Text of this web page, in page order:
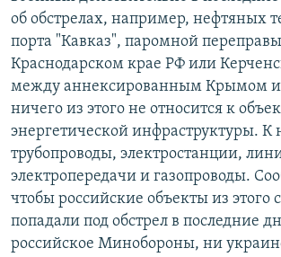
об обстрелах, например, нефтяных
порта "Кавказ", паромной
Краснодарском крае РФ или
между аннексированным Крымом и
ничего из этого не относится к
энергетической инфраструктуры. К
трубопроводы, электростанции,
электропередачи и газопроводы.
чтобы российские объекты из этого
попадали под обстрел в последние
российское Минобороны, ни